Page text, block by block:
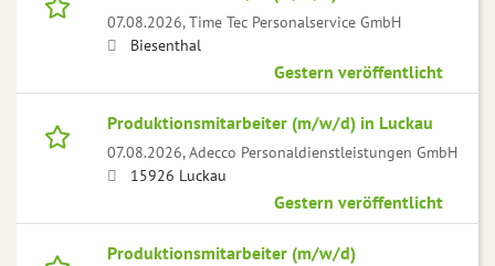
07.08.2026,Time Tec Personalservice GmbH
Biesenthal
Gestern veröffentlicht
Produktionsmitarbeiter (m/w/d) in Luckau
07.08.2026,Adecco Personaldienstleistungen GmbH
15926 Luckau
Gestern veröffentlicht
Produktionsmitarbeiter (m/w/d)